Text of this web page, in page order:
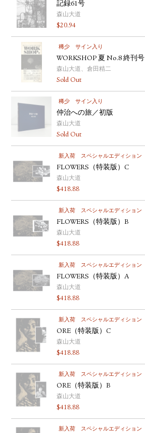
記録61号
森山大道
$20.94
稀少 サイン入り
WORKSHOP 夏 No.8 終刊号
森山大道、倉田精二
Sold Out
稀少 サイン入り
仲治への旅／初版
森山大道
Sold Out
新入荷 スペシャルエディション
FLOWERS（特装版）C
森山大道
$418.88
新入荷 スペシャルエディション
FLOWERS（特装版）B
森山大道
$418.88
新入荷 スペシャルエディション
FLOWERS（特装版）A
森山大道
$418.88
新入荷 スペシャルエディション
ORE（特装版）C
森山大道
$418.88
新入荷 スペシャルエディション
ORE（特装版）B
森山大道
$418.88
新入荷 スペシャルエディション